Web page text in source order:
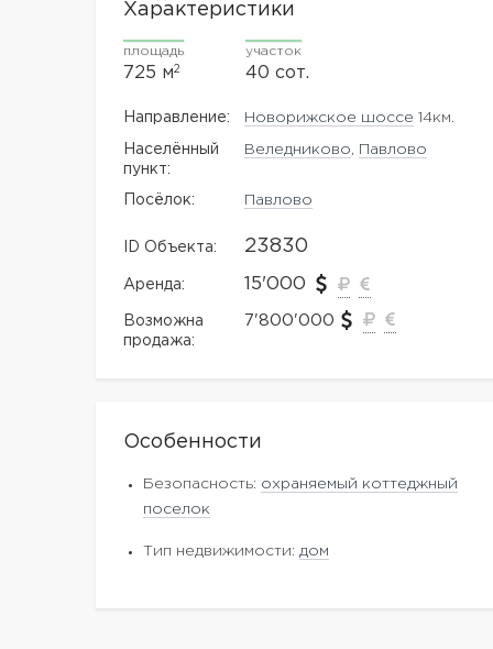
Характеристики
площадь
725 м2
участок
40 сот.
Направление: Новорижское шоссе 14км.
Населённый
пункт:
Веледниково Павлово
Посёлок: Павлово
ID Объекта: 23830
Аренда: 15'000
Возможна
продажа:
7'800'000
Особенности
Безопасность: охраняемый коттеджный
поселок
Тип недвижимости: дом